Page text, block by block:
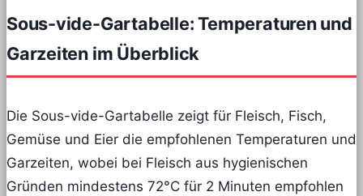
Sous-vide-Gartabelle: Temperaturen und
Garzeiten im Überblick
Die Sous-vide-Gartabelle zeigt für Fleisch, Fisch,
Gemüse und Eier die empfohlenen Temperaturen und
Garzeiten, wobei bei Fleisch aus hygienischen
Gründen mindestens 72°C für 2 Minuten empfohlen